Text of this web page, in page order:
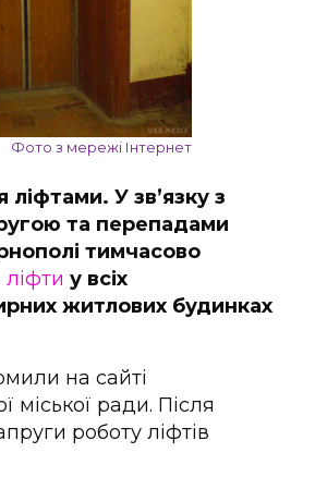
Фото з мережі Інтернет
ліфтами. У зв’язку з
та перепадами
тимчасово
ліфти у всіх
житлових будинках
на сайті
міської ради. Після
роботу ліфтів